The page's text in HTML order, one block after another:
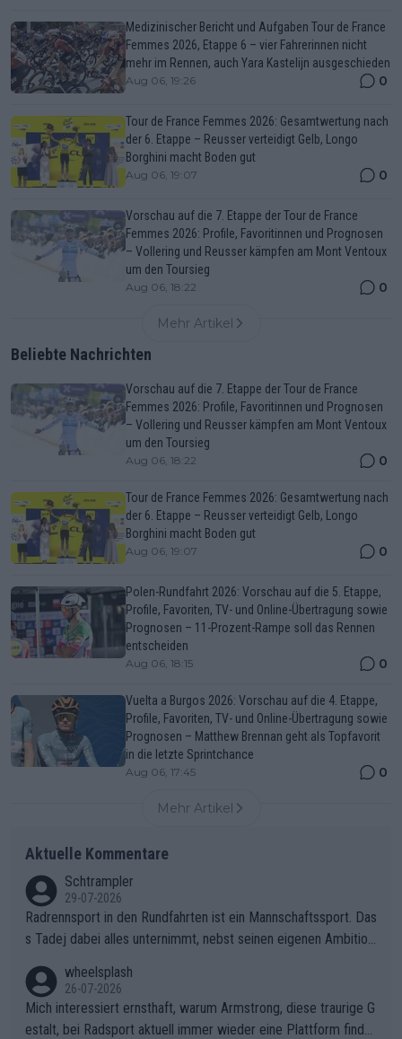
Medizinischer Bericht und Aufgaben Tour de France
Femmes 2026, Etappe 6 – vier Fahrerinnen nicht
mehr im Rennen, auch Yara Kastelijn ausgeschieden
Aug 06, 19:26 0
Tour de France Femmes 2026: Gesamtwertung nach
der 6. Etappe – Reusser verteidigt Gelb, Longo
Borghini macht Boden gut
Aug 06, 19:07 0
Vorschau auf die 7. Etappe der Tour de France
Femmes 2026: Profile, Favoritinnen und Prognosen
– Vollering und Reusser kämpfen am Mont Ventoux
um den Toursieg
Aug 06, 18:22 0
Mehr Artikel
Beliebte Nachrichten
Vorschau auf die 7. Etappe der Tour de France
Femmes 2026: Profile, Favoritinnen und Prognosen
– Vollering und Reusser kämpfen am Mont Ventoux
um den Toursieg
Aug 06, 18:22 0
Tour de France Femmes 2026: Gesamtwertung nach
der 6. Etappe – Reusser verteidigt Gelb, Longo
Borghini macht Boden gut
Aug 06, 19:07 0
Polen-Rundfahrt 2026: Vorschau auf die 5. Etappe,
Profile, Favoriten, TV- und Online-Übertragung sowie
Prognosen – 11-Prozent-Rampe soll das Rennen
entscheiden
Aug 06, 18:15 0
Vuelta a Burgos 2026: Vorschau auf die 4. Etappe,
Profile, Favoriten, TV- und Online-Übertragung sowie
Prognosen – Matthew Brennan geht als Topfavorit
in die letzte Sprintchance
Aug 06, 17:45 0
Mehr Artikel
Aktuelle Kommentare
Schtrampler
29-07-2026
Radrennsport in den Rundfahrten ist ein Mannschaftssport. Das
s Tadej dabei alles unternimmt, nebst seinen eigenen Ambition
ganze Team auch mental stark zu machen und konkret am Erf
olg teilzuhaben, ist ihm ganz hoch anzurechnen. Das ist ein Zei
chen weit über den Radsport hinaus.
wheelsplash
26-07-2026
Mich interessiert ernsthaft, warum Armstrong, diese traurige G
estalt, bei Radsport aktuell immer wieder eine Plattform finde